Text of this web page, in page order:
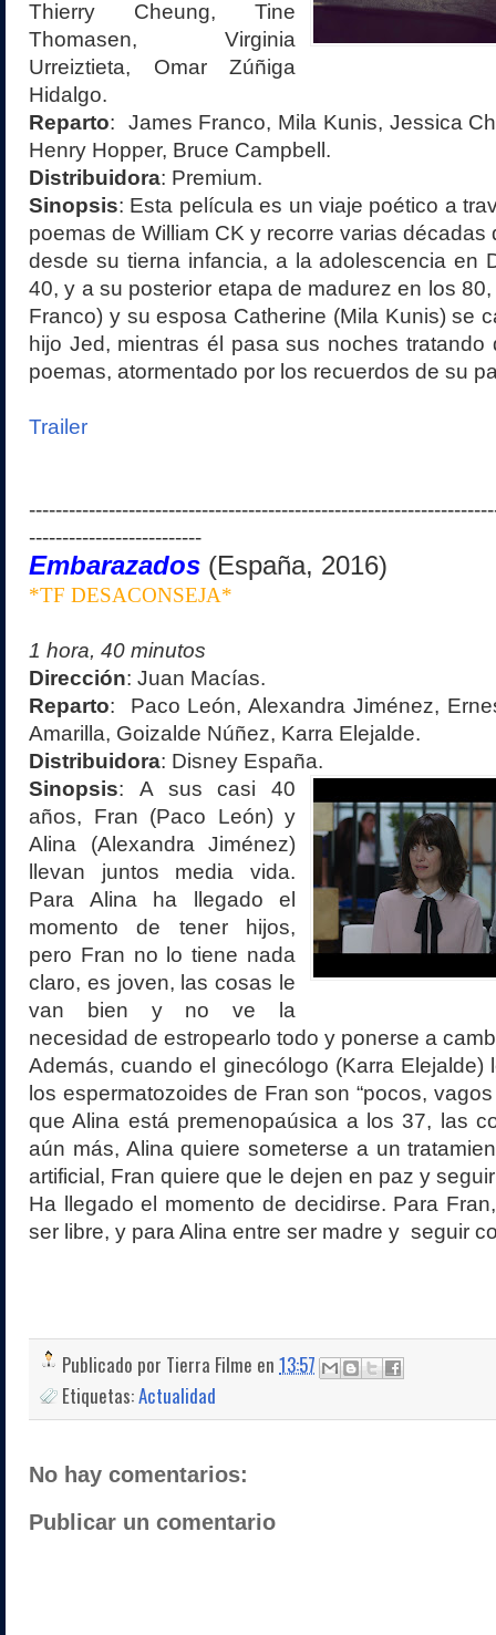
Thierry Cheung, Tine
Thomasen, Virginia
Urreiztieta, Omar Zúñiga
Hidalgo.
Reparto: James Franco, Mila Kunis, Jessica
Henry Hopper, Bruce Campbell.
Distribuidora: Premium.
Sinopsis: Esta película es un viaje poético a
poemas de William CK y recorre varias décadas
desde su tierna infancia, a la adolescencia en
40, y a su posterior etapa de madurez en los
Franco) y su esposa Catherine (Mila Kunis) se
hijo Jed, mientras él pasa sus noches tratando
poemas, atormentado por los recuerdos de su
Trailer
--------------------------
Embarazados (España, 2016)
*TF DESACONSEJA*
1 hora, 40 minutos
Dirección: Juan Macías.
Reparto: Paco León, Alexandra Jiménez,
Amarilla, Goizalde Núñez, Karra Elejalde.
Distribuidora: Disney España.
Sinopsis: A sus casi 40
años, Fran (Paco León) y
Alina (Alexandra Jiménez)
llevan juntos media vida.
Para Alina ha llegado el
momento de tener hijos,
pero Fran no lo tiene nada
claro, es joven, las cosas le
van bien y no ve la
necesidad de estropearlo todo y ponerse a
Además, cuando el ginecólogo (Karra Elejalde)
los espermatozoides de Fran son “pocos,
que Alina está premenopaúsica a los 37, las
aún más, Alina quiere someterse a un
artificial, Fran quiere que le dejen en paz y
Ha llegado el momento de decidirse. Para
ser libre, y para Alina entre ser madre y seguir
Publicado por Tierra Filme en 13:57
Etiquetas:Actualidad
No hay comentarios:
Publicar un comentario